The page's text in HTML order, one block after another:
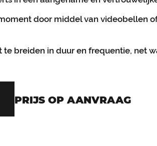
door middel van videobellen
te breiden in duur en frequentie, net
PRIJS OP AANVRAAG